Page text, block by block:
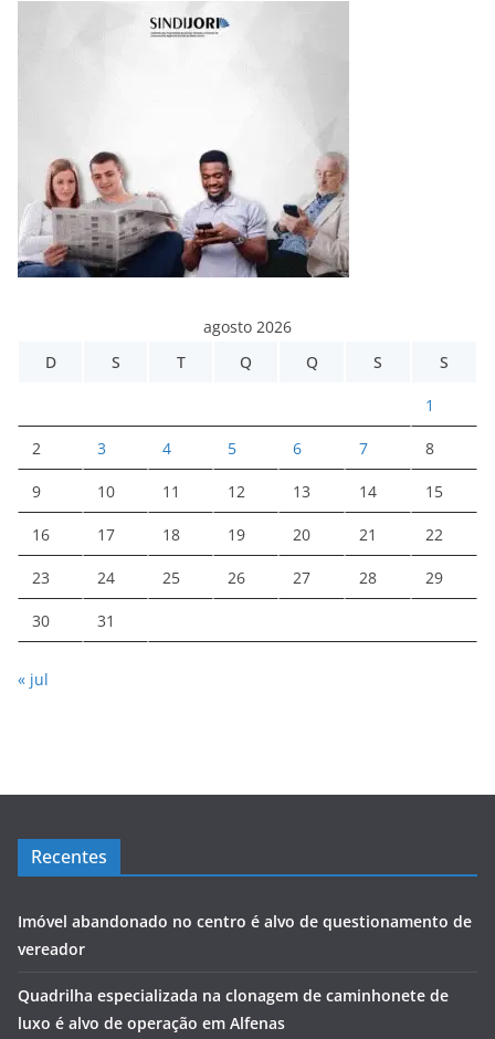
agosto 2026
D
S T Q Q S S
1
2 3 4 5 6 7 8
9 10 11 12 13 14 15
16 17 18 19 20 21 22
23 24 25 26 27 28 29
30 31
« jul
Recentes
Imóvel abandonado no centro é alvo de questionamento de
vereador
Quadrilha especializada na clonagem de caminhonete de
luxo é alvo de operação em Alfenas